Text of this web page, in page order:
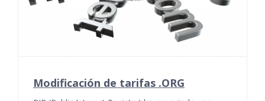
Modificación de tarifas .ORG